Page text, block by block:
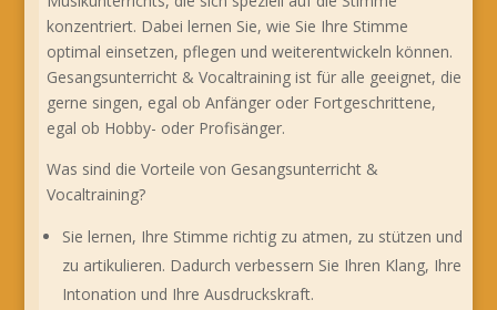
konzentriert. Dabei lernen Sie, wie Sie Ihre Stimme
optimal einsetzen, pflegen und weiterentwickeln können.
Gesangsunterricht & Vocaltraining ist für alle geeignet, die
gerne singen, egal ob Anfänger oder Fortgeschrittene,
egal ob Hobby- oder Profisänger.
Was sind die Vorteile von Gesangsunterricht &
Vocaltraining?
Sie lernen, Ihre Stimme richtig zu atmen, zu stützen und
zu artikulieren. Dadurch verbessern Sie Ihren Klang, Ihre
Intonation und Ihre Ausdruckskraft.